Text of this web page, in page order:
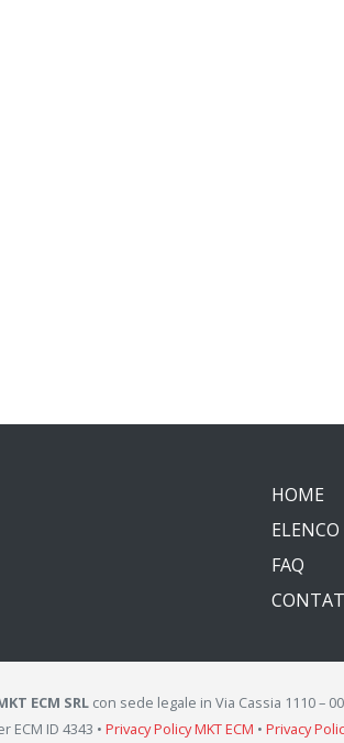
HOME
ELENCO
FAQ
ECM SRLcon sede legale in Via Cassia 1110 –
ECM ID 4343 • Privacy Policy MKT ECM • Privacy